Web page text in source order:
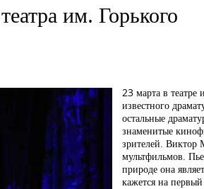
им. Горького
23 марта в театре
известного
остальные
знаменитые
зрителей. Виктор
мультфильмов.
природе она
кажется на первый